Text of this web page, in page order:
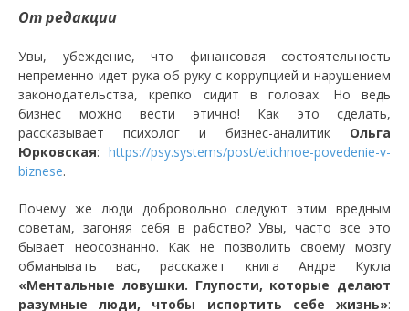
От редакции
Увы, убеждение, что финансовая состоятельность
непременно идет рука об руку с коррупцией и нарушением
законодательства, крепко сидит в головах. Но ведь
бизнес можно вести этично! Как это сделать,
рассказывает психолог и бизнес-аналитик Ольга
Юрковская: https://psy.systems/post/etichnoe-povedenie-v-
biznese.
Почему же люди добровольно следуют этим вредным
советам, загоняя себя в рабство? Увы, часто все это
бывает неосознанно. Как не позволить своему мозгу
обманывать вас, расскажет книга Андре Кукла
«Ментальные ловушки. Глупости, которые делают
разумные люди, чтобы испортить себе жизнь»: